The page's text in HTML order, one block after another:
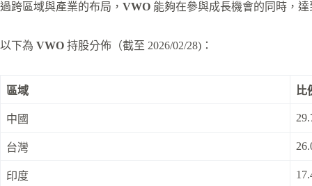
過跨區域與產業的布局， VWO 能夠在參與成長機會的同時，
以下為 VWO 持股分佈（截至 2026/02/28)：
區域 比
中國
台灣
印度